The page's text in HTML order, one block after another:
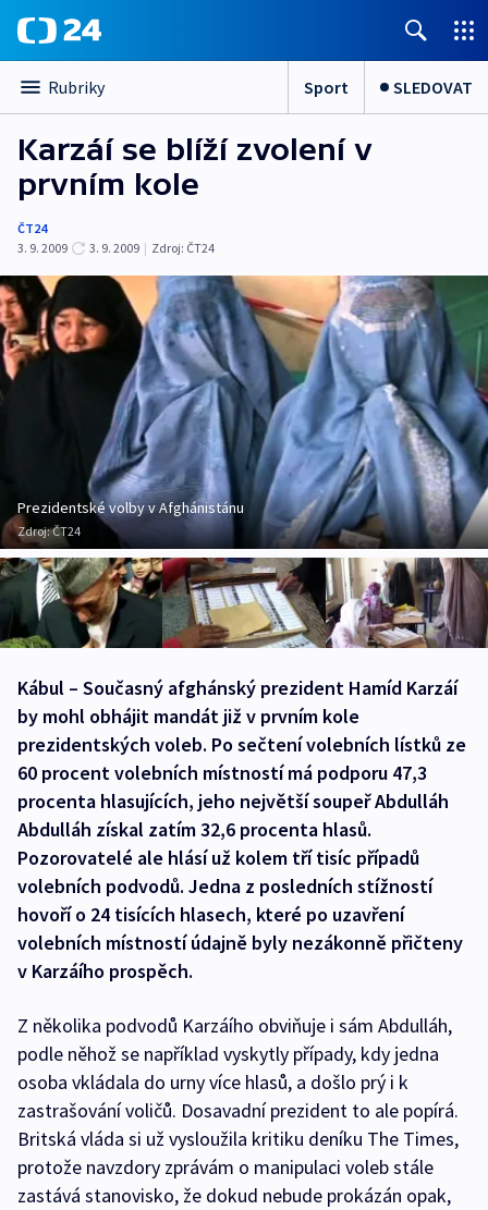
Rubriky Sport SLEDOVAT
Karzáí se blíží zvolení v
prvním kole
ČT24
3. 9. 2009
3. 9. 2009 | Zdroj: ČT24
Prezidentské volby v Afghánistánu
Zdroj:ČT24
Kábul – Současný afghánský prezident Hamíd Karzáí
by mohl obhájit mandát již v prvním kole
prezidentských voleb. Po sečtení volebních lístků ze
60 procent volebních místností má podporu 47,3
procenta hlasujících, jeho největší soupeř Abdulláh
Abdulláh získal zatím 32,6 procenta hlasů.
Pozorovatelé ale hlásí už kolem tří tisíc případů
volebních podvodů. Jedna z posledních stížností
hovoří o 24 tisících hlasech, které po uzavření
volebních místností údajně byly nezákonně přičteny
v Karzáího prospěch.
Z několika podvodů Karzáího obviňuje i sám Abdulláh,
podle něhož se například vyskytly případy, kdy jedna
osoba vkládala do urny více hlasů, a došlo prý i k
zastrašování voličů. Dosavadní prezident to ale popírá.
Britská vláda si už vysloužila kritiku deníku The Times,
protože navzdory zprávám o manipulaci voleb stále
zastává stanovisko, že dokud nebude prokázán opak,